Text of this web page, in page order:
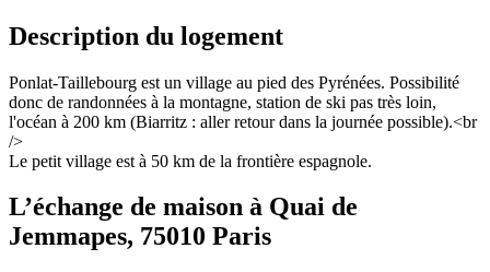
Description du logement
Ponlat-Taillebourg est un village au pied des Pyrénées. Possibilité
donc de randonnées à la montagne, station de ski pas très loin,
l'océan à 200 km (Biarritz : aller retour dans la journée possible).<br
/>
Le petit village est à 50 km de la frontière espagnole.
L’échange de maison à Quai de
Jemmapes, 75010 Paris